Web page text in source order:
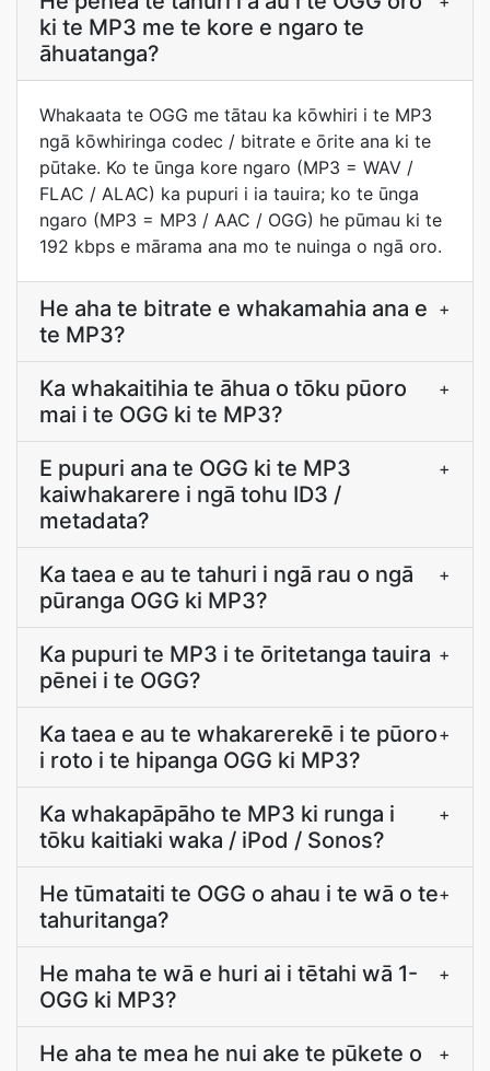
ki te MP3 me te kore e ngaro te
āhuatanga?
Whakaata te OGG me tātau ka kōwhiri i te MP3
ngā kōwhiringa codec / bitrate e ōrite ana ki te
pūtake. Ko te ūnga kore ngaro (MP3 = WAV /
FLAC / ALAC) ka pupuri i ia tauira; ko te ūnga
ngaro (MP3 = MP3 / AAC / OGG) he pūmau ki te
192 kbps e mārama ana mo te nuinga o ngā oro.
He aha te bitrate e whakamahia ana e
te MP3?
+
Ka whakaitihia te āhua o tōku pūoro
mai i te OGG ki te MP3?
+
E pupuri ana te OGG ki te MP3
kaiwhakarere i ngā tohu ID3 /
metadata?
+
Ka taea e au te tahuri i ngā rau o ngā
pūranga OGG ki MP3?
+
Ka pupuri te MP3 i te ōritetanga tauira
pēnei i te OGG?
+
Ka taea e au te whakarerekē i te pūoro
i roto i te hipanga OGG ki MP3?
+
Ka whakapāpāho te MP3 ki runga i
tōku kaitiaki waka / iPod / Sonos?
+
He tūmataiti te OGG o ahau i te wā o te
tahuritanga?
+
He maha te wā e huri ai i tētahi wā 1-
OGG ki MP3?
+
He aha te mea he nui ake te pūkete o
+